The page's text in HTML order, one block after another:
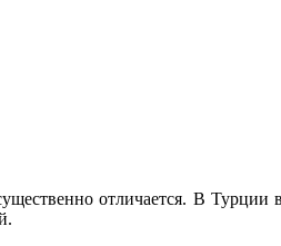
отличается. В